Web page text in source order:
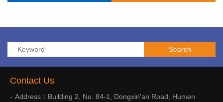
Contact Us
Address：Building 2, No. 84-1, Dongxin'an Road, Humen